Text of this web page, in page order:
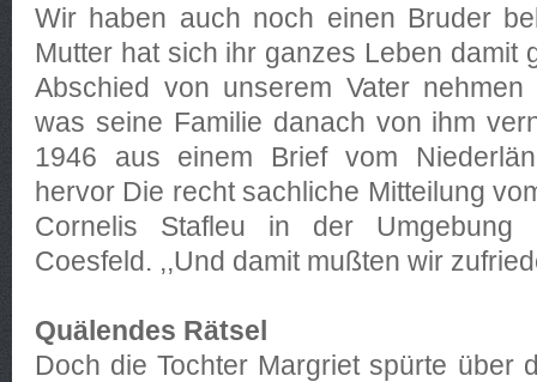
Wir haben auch noch einen Bruder
Mutter hat sich ihr ganzes Leben damit
Abschied von unserem Vater nehmen
was seine Familie danach von ihm
1946 aus einem Brief vom
hervor Die recht sachliche Mitteilung
Cornelis Stafleu in der Umgebung
Coesfeld. ,,Und damit mußten wir
Quälendes Rätsel
Doch die Tochter Margriet spürte über